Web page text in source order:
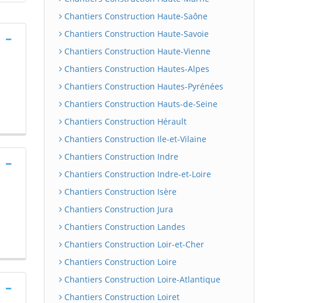
Chantiers Construction Haute-Saône
Chantiers Construction Haute-Savoie
Chantiers Construction Haute-Vienne
Chantiers Construction Hautes-Alpes
Chantiers Construction Hautes-Pyrénées
Chantiers Construction Hauts-de-Seine
Chantiers Construction Hérault
Chantiers Construction Ile-et-Vilaine
Chantiers Construction Indre
Chantiers Construction Indre-et-Loire
Chantiers Construction Isère
Chantiers Construction Jura
Chantiers Construction Landes
Chantiers Construction Loir-et-Cher
Chantiers Construction Loire
Chantiers Construction Loire-Atlantique
Chantiers Construction Loiret